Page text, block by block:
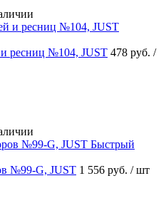
и ресниц №104, JUST 478 руб. /
Быстрый
№99-G, JUST 1 556 руб. / шт